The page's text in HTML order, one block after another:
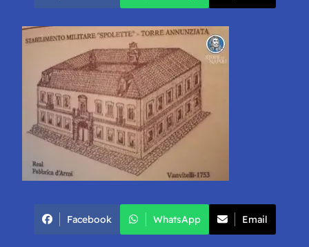
Facebook WhatsApp Email